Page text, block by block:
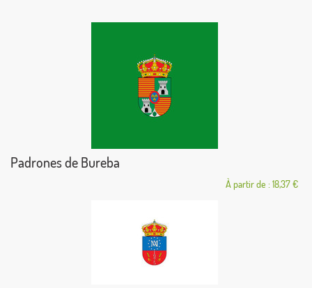
Padrones de Bureba
À partir de : 18,37 €